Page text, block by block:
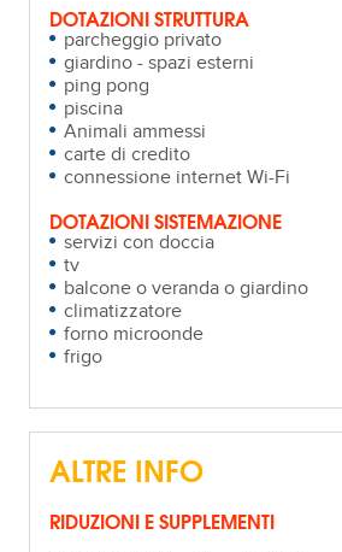
DOTAZIONI STRUTTURA
parcheggio privato
giardino - spazi esterni
ping pong
piscina
Animali ammessi
carte di credito
connessione internet Wi-Fi
DOTAZIONI SISTEMAZIONE
servizi con doccia
tv
balcone o veranda o giardino
climatizzatore
forno microonde
frigo
ALTRE INFO
RIDUZIONI E SUPPLEMENTI